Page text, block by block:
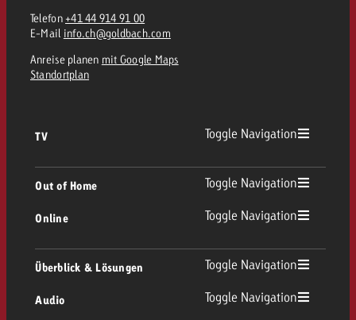
Telefon +41 44 914 91 00
E-Mail info.ch@goldbach.com
Anreise planen mit Google Maps
Standortplan
TV Toggle Navigation
Out of Home Toggle Navigation
Out of Home Übersicht
Plakatwerbung
Online Toggle Navigation
Überblick & Lösungen Toggle Navigation
Beratung & Crossmedia
Audio Toggle Navigation